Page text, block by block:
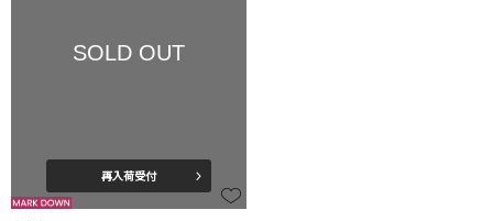
SOLD OUT
再入荷受付